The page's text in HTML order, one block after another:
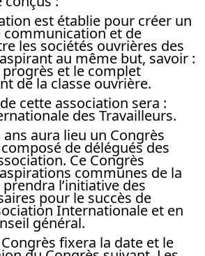
est établie pour créer un
et de
les sociétés ouvrières des
au même but, savoir :
et le complet
de la classe ouvrière.
cette association sera :
des Travailleurs.
ans aura lieu un Congrès
de délégués des
Ce Congrès
communes de la
l’initiative des
pour le succès de
Internationale et en
général.
fixera la date et le